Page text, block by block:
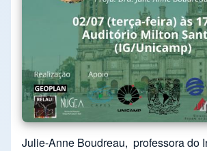
Julie-Anne Boudreau, professora do